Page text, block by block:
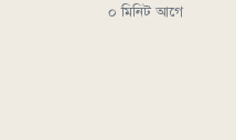
০ মিনিট আগে